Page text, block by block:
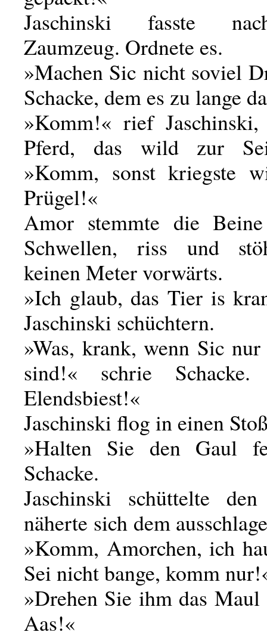
Jaschinski fasste
Zaumzeug. Ordnete es.
»Machen Sic nicht soviel
Schacke, dem es zu lange
»Komm!« rief Jaschinski,
Pferd, das wild zur
»Komm, sonst kriegste
Prügel!«
Amor stemmte die
Schwellen, riss und
keinen Meter vorwärts.
»Ich glaub, das Tier is
Jaschinski schüchtern.
»Was, krank, wenn Sic
sind!« schrie
Elendsbiest!«
Jaschinski flog in einen
»Halten Sie den Gaul
Schacke.
Jaschinski schüttelte
näherte sich dem
»Komm, Amorchen, ich
Sei nicht bange, komm
»Drehen Sie ihm das
Aas!«